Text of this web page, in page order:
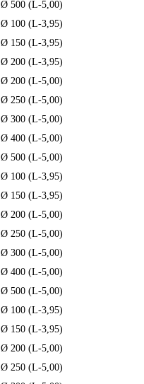
Ø 500 (L-5,00)
Ø 100 (L-3,95)
Ø 150 (L-3,95)
Ø 200 (L-3,95)
Ø 200 (L-5,00)
Ø 250 (L-5,00)
Ø 300 (L-5,00)
Ø 400 (L-5,00)
Ø 500 (L-5,00)
Ø 100 (L-3,95)
Ø 150 (L-3,95)
Ø 200 (L-5,00)
Ø 250 (L-5,00)
Ø 300 (L-5,00)
Ø 400 (L-5,00)
Ø 500 (L-5,00)
Ø 100 (L-3,95)
Ø 150 (L-3,95)
Ø 200 (L-5,00)
Ø 250 (L-5,00)